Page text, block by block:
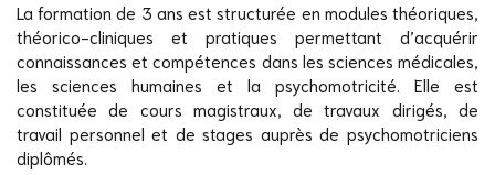
La formation de 3 ans est structurée en modules théoriques,
théorico-cliniques et pratiques permettant d’acquérir
connaissances et compétences dans les sciences médicales,
les sciences humaines et la psychomotricité. Elle est
constituée de cours magistraux, de travaux dirigés, de
travail personnel et de stages auprès de psychomotriciens
diplômés.